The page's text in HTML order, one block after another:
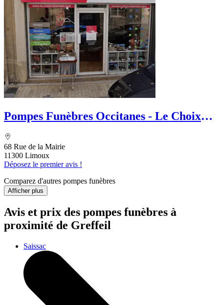
Pompes Funèbres Occitanes - Le Choix
68 Rue de la Mairie
11300 Limoux
Déposez le premier avis !
Comparez d'autres pompes funèbres
Afficher plus
Avis et prix des pompes funèbres à
proximité de Greffeil
Saissac